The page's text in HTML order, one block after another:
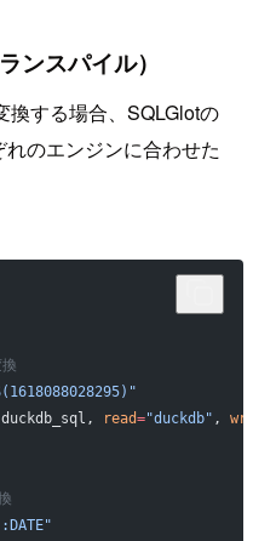
ンスパイル）
換する場合、SQLGlotの
のエンジンに合わせた
read="duckdb" ,